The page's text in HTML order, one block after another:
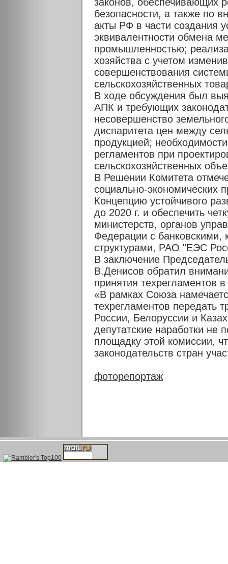
безопасности, а также по
акты РФ в части создания
эквивалентности обмена
промышленностью;
хозяйства с учетом
совершенствования
сельскохозяйственных
В ходе обсуждения был
АПК и требующих
несовершенство
диспаритета цен между
продукцией;
регламентов при
сельскохозяйственных
В Решении Комитета
социально-экономических
Концепцию устойчивого
до 2020 г. и обеспечить
министерств, органов
Федерации с банковскими,
структурами, РАО "ЕЭС
В заключение
В.Денисов обратил
принятия техрегламентов
«В рамках Союза
техрегламентов передать
России, Белоруссии и
депутатские наработки не
площадку этой комиссии,
законодательств стран
фоторепортаж